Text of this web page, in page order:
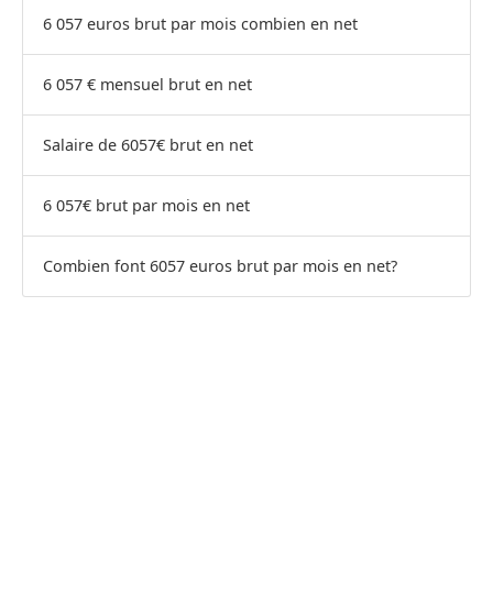
6 057 euros brut par mois combien en net
6 057 € mensuel brut en net
Salaire de 6057€ brut en net
6 057€ brut par mois en net
Combien font 6057 euros brut par mois en net?